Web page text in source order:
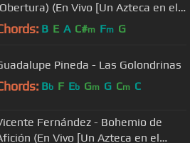
(En Vivo [Un Azteca en el
B E A C#m Fm G
Pineda - Las Golondrinas
Bb F Eb Gm G Cm C
Fernández - Bohemio de
(En Vivo [Un Azteca en el